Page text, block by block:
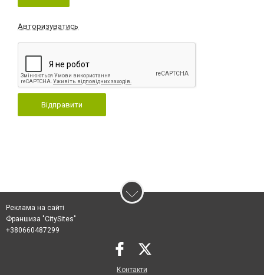
Авторизуватись
Відправити
Реклама на сайті
Франшиза "CitySites"
+380660487299
Контакти